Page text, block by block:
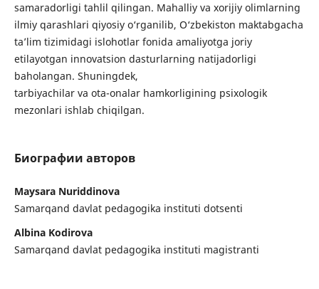
samaradorligi tahlil qilingan. Mahalliy va xorijiy olimlarning
ilmiy qarashlari qiyosiy o‘rganilib, O‘zbekiston maktabgacha
ta’lim tizimidagi islohotlar fonida amaliyotga joriy
etilayotgan innovatsion dasturlarning natijadorligi
baholangan. Shuningdek,
tarbiyachilar va ota-onalar hamkorligining psixologik
mezonlari ishlab chiqilgan.
Биографии авторов
Maysara Nuriddinova
Samarqand davlat pedagogika instituti dotsenti
Albina Kodirova
Samarqand davlat pedagogika instituti magistranti